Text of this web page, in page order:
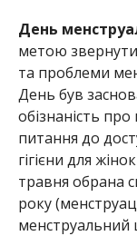
День
метою звернути
та проблеми
День був
обізнаність про
питання до
гігієни для
травня обрана
року
менструальний